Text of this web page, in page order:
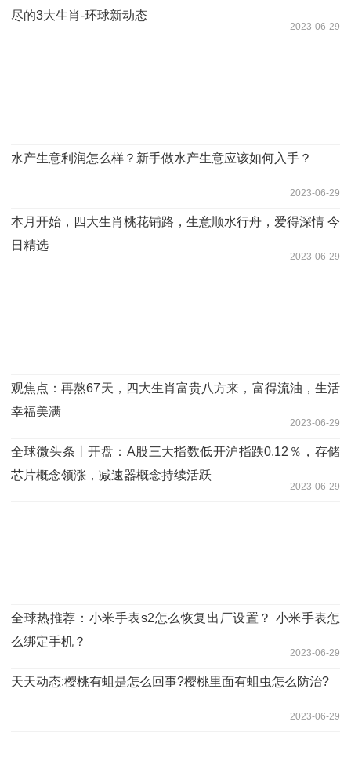
尽的3大生肖-环球新动态
2023-06-29
水产生意利润怎么样？新手做水产生意应该如何入手？
2023-06-29
本月开始，四大生肖桃花铺路，生意顺水行舟，爱得深情 今
日精选
2023-06-29
观焦点：再熬67天，四大生肖富贵八方来，富得流油，生活
幸福美满
2023-06-29
全球微头条丨开盘：A股三大指数低开沪指跌0.12％，存储
芯片概念领涨，减速器概念持续活跃
2023-06-29
全球热推荐：小米手表s2怎么恢复出厂设置？ 小米手表怎
么绑定手机？
2023-06-29
天天动态:樱桃有蛆是怎么回事?樱桃里面有蛆虫怎么防治?
2023-06-29